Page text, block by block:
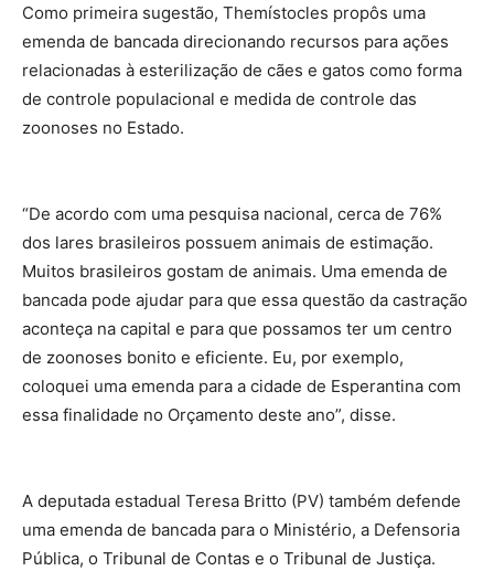
Como primeira sugestão, Themístocles propôs uma
emenda de bancada direcionando recursos para ações
relacionadas à esterilização de cães e gatos como forma
de controle populacional e medida de controle das
zoonoses no Estado.
“De acordo com uma pesquisa nacional, cerca de 76%
dos lares brasileiros possuem animais de estimação.
Muitos brasileiros gostam de animais. Uma emenda de
bancada pode ajudar para que essa questão da castração
aconteça na capital e para que possamos ter um centro
de zoonoses bonito e eficiente. Eu, por exemplo,
coloquei uma emenda para a cidade de Esperantina com
essa finalidade no Orçamento deste ano”, disse.
A deputada estadual Teresa Britto (PV) também defende
uma emenda de bancada para o Ministério, a Defensoria
Pública, o Tribunal de Contas e o Tribunal de Justiça.